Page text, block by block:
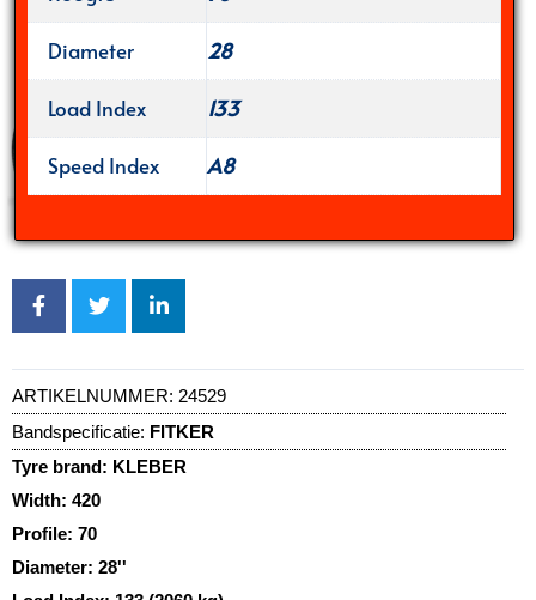
Diameter
28
Load Index
133
Speed Index
A8
ARTIKELNUMMER: 24529
Bandspecificatie: FITKER
Tyre brand: KLEBER
Width: 420
Profile: 70
Diameter: 28''